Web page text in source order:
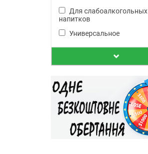
Для слабоалкогольных
напитков
Универсальное